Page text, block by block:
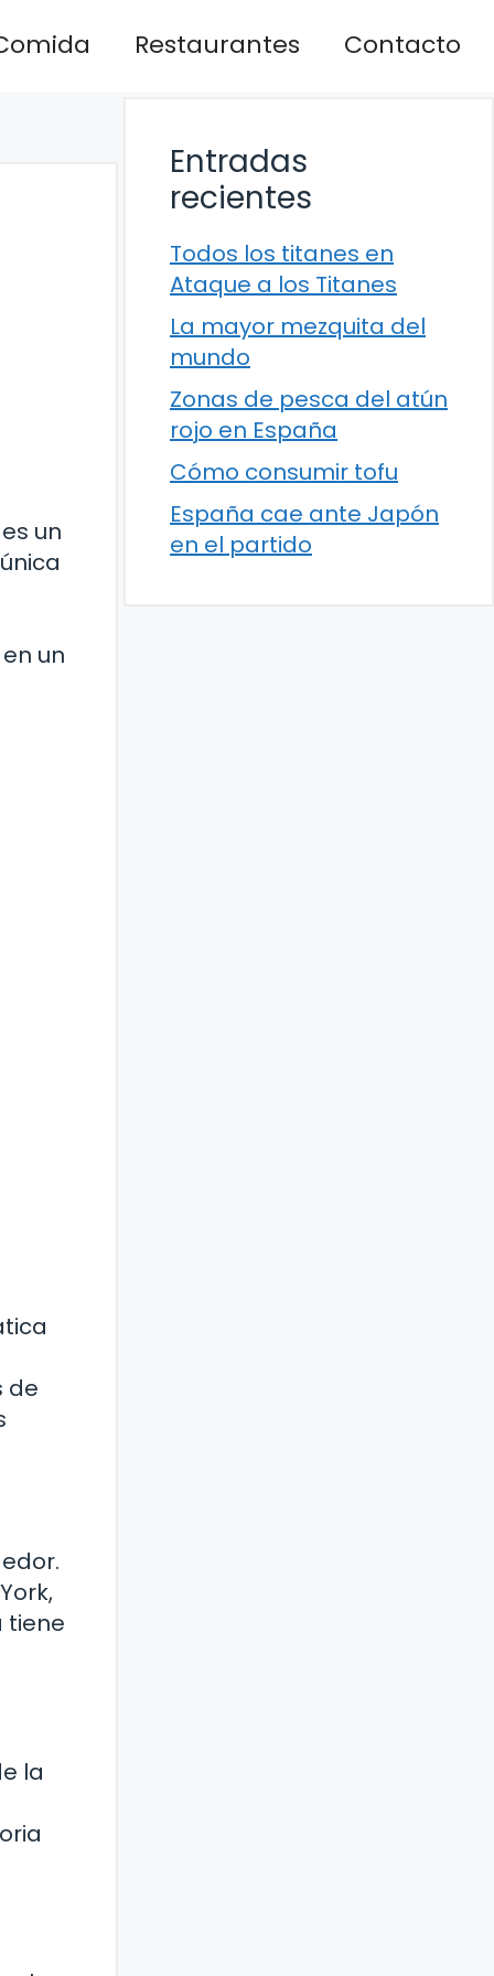
Restaurantes Contacto
un
un
de
tiene
la
Entradas
recientes
Todos los titanes en
Ataque a los Titanes
La mayor mezquita del
mundo
Zonas de pesca del atún
rojo en España
Cómo consumir tofu
España cae ante Japón
en el partido